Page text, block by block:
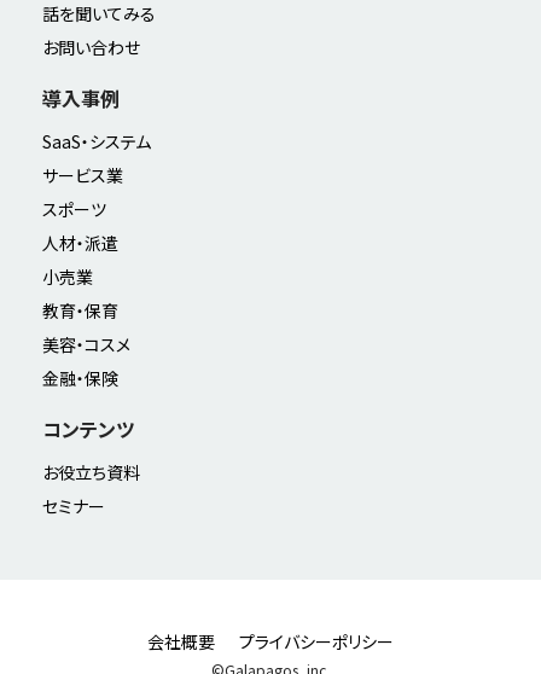
話を聞いてみる
お問い合わせ
導入事例
SaaS・システム
サービス業
スポーツ
人材・派遣
小売業
教育・保育
美容・コスメ
金融・保険
コンテンツ
お役立ち資料
セミナー
会社概要 プライバシーポリシー